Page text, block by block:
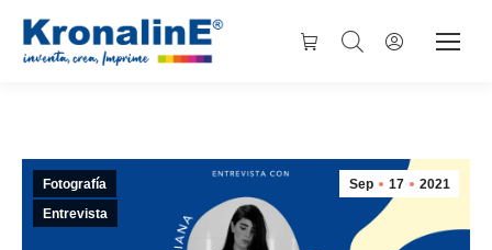
Sep 17 2021
Fotografía
Entrevista